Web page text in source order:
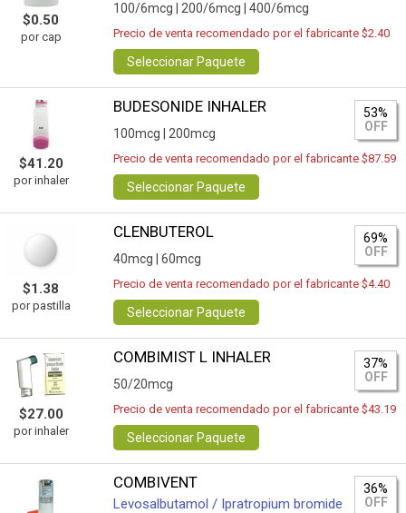
$0.50
por cap
100/6mcg | 200/6mcg | 400/6mcg
Precio de venta recomendado por el fabricante $2.40
Seleccionar Paquete
$41.20
por inhaler
BUDESONIDE INHALER
100mcg | 200mcg
53%
OFF
Precio de venta recomendado por el fabricante $87.59
Seleccionar Paquete
$1.38
por pastilla
CLENBUTEROL
40mcg | 60mcg
69%
OFF
Precio de venta recomendado por el fabricante $4.40
Seleccionar Paquete
$27.00
por inhaler
COMBIMIST L INHALER
50/20mcg
37%
OFF
Precio de venta recomendado por el fabricante $43.19
Seleccionar Paquete
COMBIVENT
Levosalbutamol / Ipratropium bromide
36%
OFF